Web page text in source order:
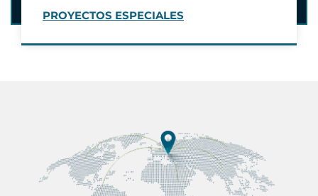
PROYECTOS ESPECIALES